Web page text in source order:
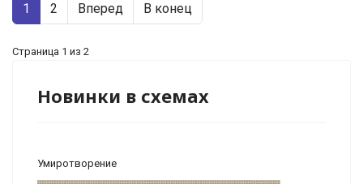
1 2 Вперед В конец
Страница 1 из 2
Новинки в схемах
Умиротворение